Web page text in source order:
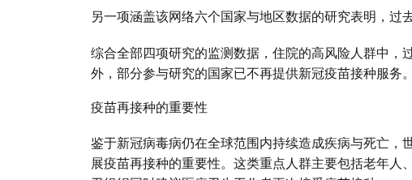
另一项涵盖该网络六个国家与地区数据的研究表明，过
综合全部四项研究的监测数据，住院的高风险人群中，
外，部分参与研究的国家已不再提供新冠疫苗接种服务。
疫苗再接种的重要性
鉴于新冠病毒病仍在全球范围内持续造成疾病与死亡，
展疫苗再接种的重要性。这类重点人群主要包括老年